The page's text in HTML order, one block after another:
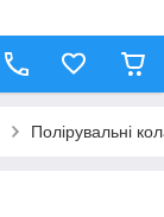
Полірувальні